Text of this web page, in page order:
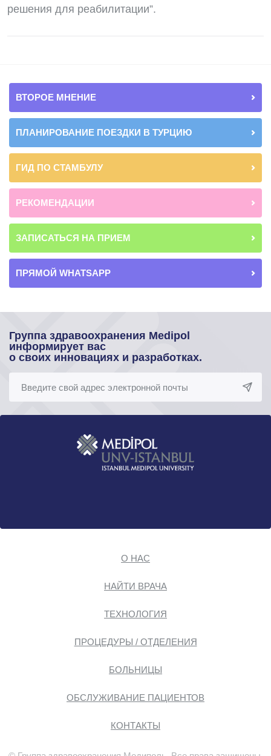
решения для реабилитации”.
ВТОРОЕ МНЕНИЕ
ПЛАНИРОВАНИЕ ПОЕЗДКИ В ТУРЦИЮ
ГИД ПО СТАМБУЛУ
РЕКОМЕНДАЦИИ
ЗАПИСАТЬСЯ НА ПРИЕМ
ПРЯМОЙ WHATSAPP
Группа здравоохранения Medipol
информирует вас
о своих инновациях и разработках.
О НАС
НАЙТИ ВРАЧА
ТЕХНОЛОГИЯ
ПРОЦЕДУРЫ / ОТДЕЛЕНИЯ
БОЛЬНИЦЫ
ОБСЛУЖИВАНИЕ ПАЦИЕНТОВ
КОНТАКТЫ